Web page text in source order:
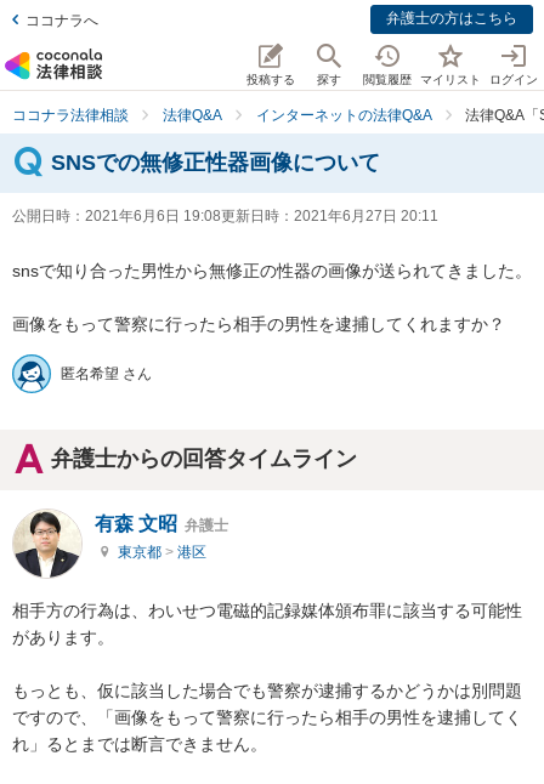
ココナラへ 弁護士の方はこちら
投稿する 探す 閲覧履歴 マイリスト ログイン
ココナラ法律相談 法律Q&A インターネットの法律Q&A 法律Q&A
SNSでの無修正性器画像について
公開日時： 2021年6月6日 19:08更新日時： 2021年6月27日 20:11
snsで知り合った男性から無修正の性器の画像が送られてきました。
画像をもって警察に行ったら相手の男性を逮捕してくれますか？
匿名希望 さん
弁護士からの回答タイムライン
有森 文昭 弁護士
東京都 > 港区
相手方の行為は、わいせつ電磁的記録媒体頒布罪に該当する可能性
があります。
もっとも、仮に該当した場合でも警察が逮捕するかどうかは別問題
ですので、「画像をもって警察に行ったら相手の男性を逮捕してく
れ」るとまでは断言できません。